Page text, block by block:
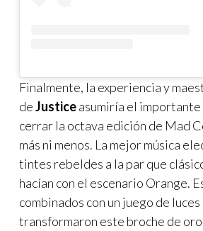
Finalmente, la experiencia y
deJusticeasumiría el
cerrar la octava edición de Mad
más ni menos. La mejor música
tintes rebeldes a la par que
hacían con el escenario Orange.
combinados con un juego de
transformaron este broche de oro